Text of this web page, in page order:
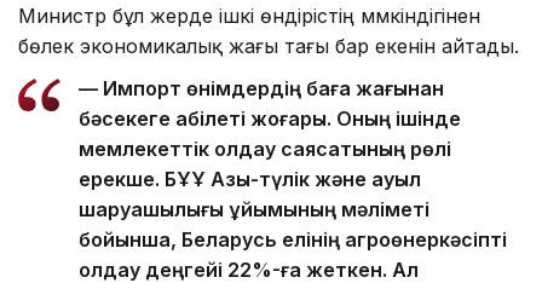
Министр бұл жерде ішкі өндірістің мүмкіндігінен
бөлек экономикалық жағы тағы бар екенін айтады.
— Импорт өнімдердің баға жағынан
бәсекеге қабілеті жоғары. Оның ішінде
мемлекеттік қолдау саясатының рөлі
ерекше. БҰҰ Азық-түлік және ауыл
шаруашылығы ұйымының мәліметі
бойынша, Беларусь елінің агроөнеркәсіпті
қолдау деңгейі 22%-ға жеткен. Ал